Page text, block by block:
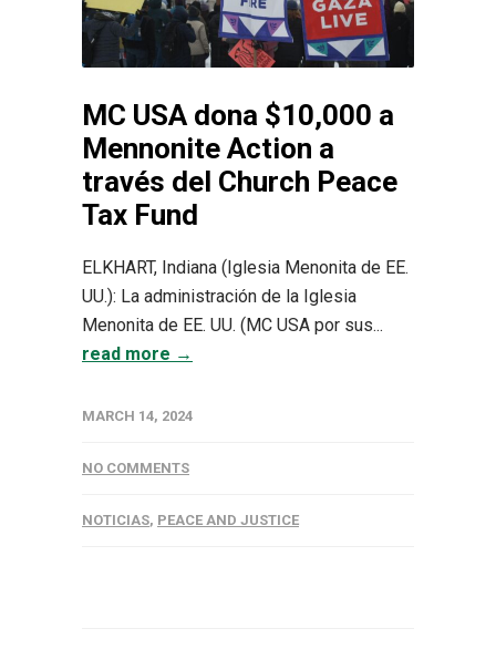
MC USA dona $10,000 a
Mennonite Action a
través del Church Peace
Tax Fund
ELKHART, Indiana (Iglesia Menonita de EE.
UU.): La administración de la Iglesia
Menonita de EE. UU. (MC USA por sus...
read more →
MARCH 14, 2024
NO COMMENTS
NOTICIAS, PEACE AND JUSTICE